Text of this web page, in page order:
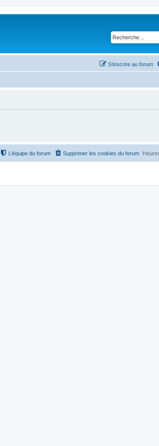
S’inscrire au forum
Supprimer les cookies du forum
L’équipe du forum